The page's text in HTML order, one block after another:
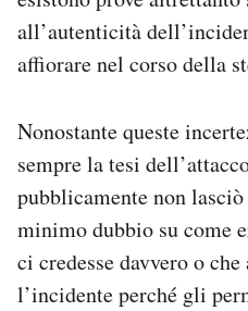
all’autenticità
affiorare nel corso della
Nonostante queste
sempre la tesi
pubblicamente non
minimo dubbio su come
ci credesse davvero o
l’incidente perché gli